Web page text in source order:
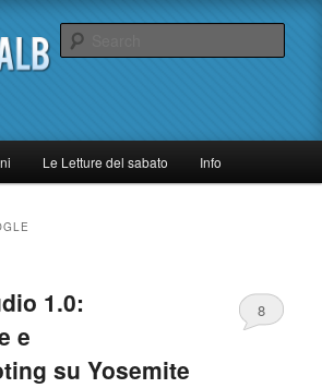
tecnologia
Le Letture del sabato Info
1.0:
e
su Yosemite
8